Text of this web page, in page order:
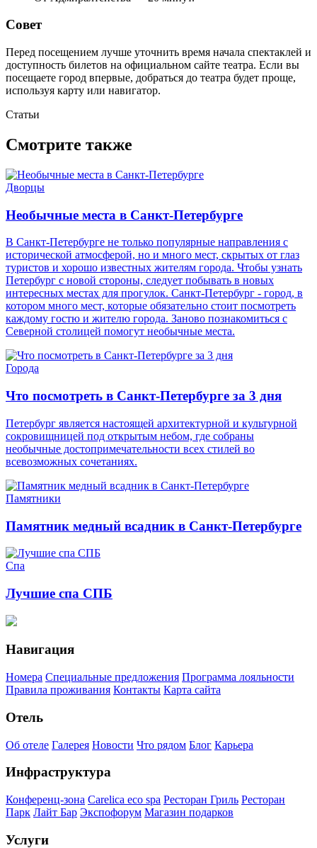
Совет
Перед посещением лучше уточнить время начала спектаклей и
доступность билетов на официальном сайте театра. Если вы
посещаете город впервые, добраться до театра будет проще,
используя карту или навигатор.
Статьи
Смотрите также
Дворцы
Необычные места в Санкт-Петербурге
В Санкт-Петербурге не только популярные направления с
исторической атмосферой, но и много мест, скрытых от глаз
туристов и хорошо известных жителям города. Чтобы узнать
Петербург с новой стороны, следует побывать в новых
интересных местах для прогулок. Санкт-Петербург - город, в
котором много мест, которые обязательно стоит посмотреть
каждому гостю и жителю города. Заново познакомиться с
Северной столицей помогут необычные места.
Города
Что посмотреть в Санкт-Петербурге за 3 дня
Петербург является настоящей архитектурной и культурной
сокровищницей под открытым небом, где собраны
необычные достопримечательности всех стилей во
всевозможных сочетаниях.
Памятники
Памятник медный всадник в Санкт-Петербурге
Спа
Лучшие спа СПБ
Навигация
Номера Специальные предложения Программа лояльности
Правила проживания Контакты Карта сайта
Отель
Об отеле Галерея Новости Что рядом Блог Карьера
Инфраструктура
Конференц-зона Carelica eco spa Ресторан Гриль Ресторан
Парк Лайт Бар Экспофорум Магазин подарков
Услуги